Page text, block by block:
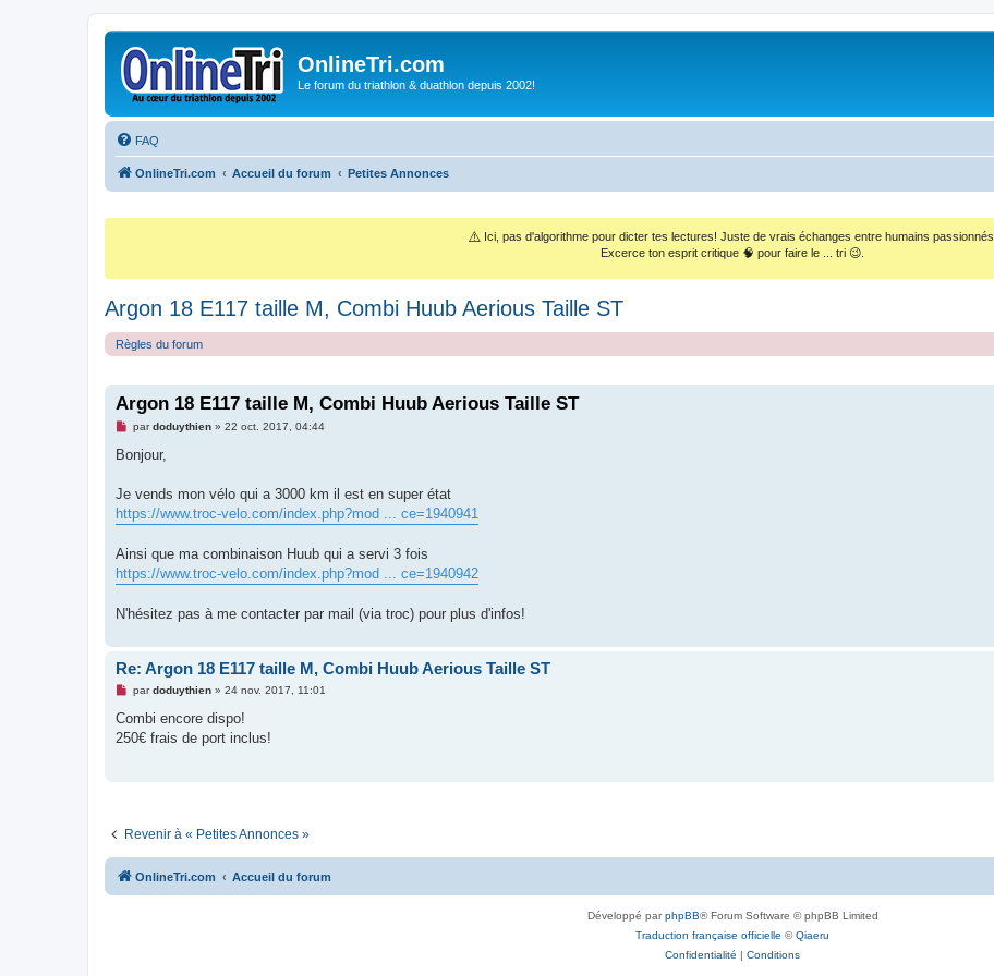
OnlineTri.com
Le forum du triathlon & duathlon depuis 2002!
FAQ
OnlineTri.com Accueil du forum Petites Annonces
⚠️ Ici, pas d'algorithme pour dicter tes lectures! Juste de vrais échanges entre humains passionnés.
Excerce ton esprit critique 🧠 pour faire le ... tri 😉.
Argon 18 E117 taille M, Combi Huub Aerious Taille ST
Règles du forum
Argon 18 E117 taille M, Combi Huub Aerious Taille ST
M
s
g
n
u
pardoduythien» 22 oct. 2017, 04:44
Bonjour,
Je vends mon vélo qui a 3000 km il est en super état
https://www.troc-velo.com/index.php?mod ... ce=1940941
Ainsi que ma combinaison Huub qui a servi 3 fois
https://www.troc-velo.com/index.php?mod ... ce=1940942
N'hésitez pas à me contacter par mail (via troc) pour plus d'infos!
Re: Argon 18 E117 taille M, Combi Huub Aerious Taille ST
M
s
a
u
pardoduythien» 24 nov. 2017, 11:01
Combi encore dispo!
250€ frais de port inclus!
Revenir à « Petites Annonces »
OnlineTri.com Accueil du forum
Développé parphpBB® Forum Software © phpBB Limited
Traduction française officielle ©Qiaeru
Confidentialité | Conditions